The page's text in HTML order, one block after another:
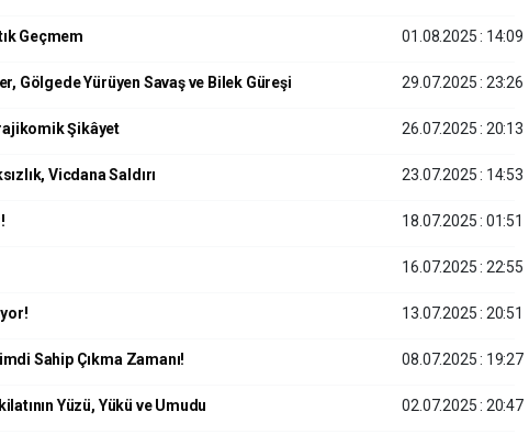
Geçmem 01.08.2025 : 14:09
Gölgede Yürüyen Savaş ve Bilek Güreşi 29.07.2025 : 23:26
Şikâyet 26.07.2025 : 20:13
Vicdana Saldırı 23.07.2025 : 14:53
18.07.2025 : 01:51
16.07.2025 : 22:55
13.07.2025 : 20:51
Sahip Çıkma Zamanı! 08.07.2025 : 19:27
Yüzü, Yükü ve Umudu 02.07.2025 : 20:47